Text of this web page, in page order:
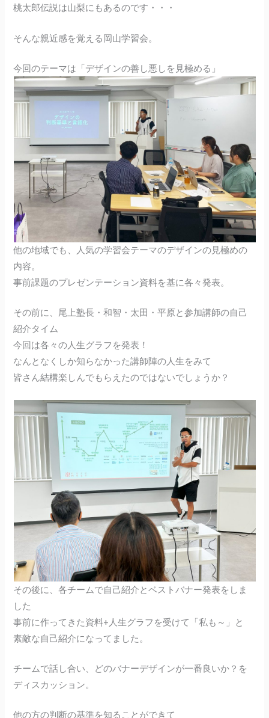
桃太郎伝説は山梨にもあるのです・・・
そんな親近感を覚える岡山学習会。
今回のテーマは「デザインの善し悪しを見極める」
他の地域でも、人気の学習会テーマのデザインの見極めの
内容。
事前課題のプレゼンテーション資料を基に各々発表。
その前に、尾上塾長・和智・太田・平原と参加講師の自己
紹介タイム
今回は各々の人生グラフを発表！
なんとなくしか知らなかった講師陣の人生をみて
皆さん結構楽しんでもらえたのではないでしょうか？
その後に、各チームで自己紹介とベストバナー発表をしま
した
事前に作ってきた資料+人生グラフを受けて「私も～」と
素敵な自己紹介になってました。
チームで話し合い、どのバナーデザインが一番良いか？を
ディスカッション。
他の方の判断の基準を知ることができて